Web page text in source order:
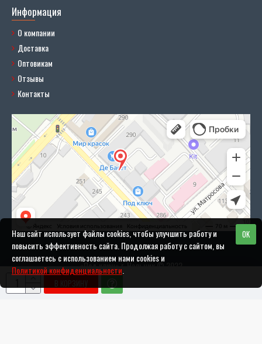
В КОРЗИНУ
Информация
О компании
Доставка
Оптовикам
Отзывы
Контакты
«Под ключ» г. Нальчик © 2022
Разработка и поддержка сайта: DANIFO.RU
OK
Наш сайт использует файлы cookies, чтобы улучшить работу и
повысить эффективность сайта. Продолжая работу с сайтом, вы
соглашаетесь с использованием нами cookies и
Политикой конфиденциальности.